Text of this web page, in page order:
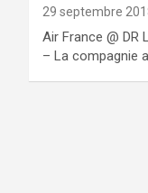
29 septembre
Air France @ DR
– La compagnie